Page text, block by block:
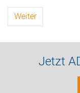
Weiter
Jetzt